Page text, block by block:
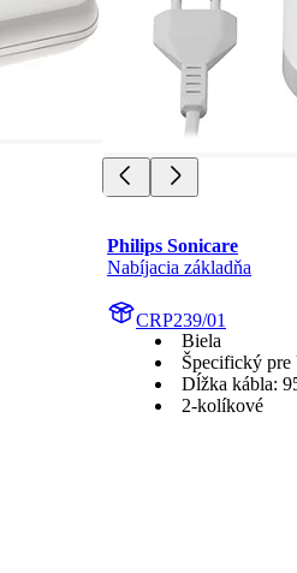
Philips Sonicare
Nabíjacia základňa
CRP239/01
Biela
Špecifický
Dĺžka kábla:
2-kolíkové